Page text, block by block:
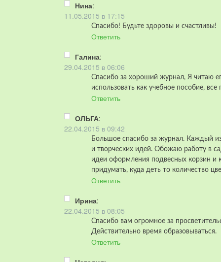
Нина:
11.05.2015 в 17:15
Спасибо! Будьте здоровы и счастливы!
Ответить
Галина:
29.04.2015 в 06:06
Спасибо за хороший журнал, Я читаю
использовать как учебное пособие,
Ответить
ОЛЬГА:
22.04.2015 в 09:42
Большое спасибо за журнал. Каждый
и творческих идей. Обожаю работу в
идеи оформления подвесных корзин и
придумать, куда деть то количество
Ответить
Ирина:
22.04.2015 в 08:05
Спасибо вам огромное за
Действительно время образовываться.
Ответить